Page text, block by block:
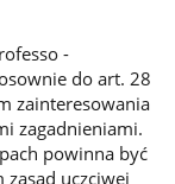
-
do art. 28
zainteresowania
zagadnieniami.
powinna być
uczciwej